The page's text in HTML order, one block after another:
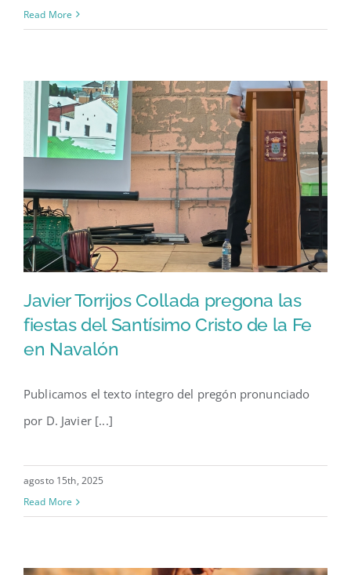
Read More
las fiestas del Santísimo Cristo
de la Fe en Navalón
Javier Torrijos Collada pregona las
fiestas del Santísimo Cristo de la Fe
en Navalón
Publicamos el texto íntegro del pregón pronunciado
por D. Javier [...]
agosto 15th, 2025
Read More